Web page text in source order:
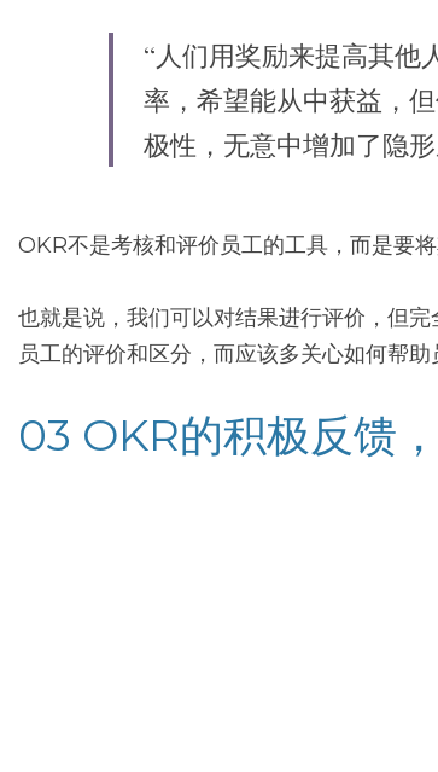
“人们用奖励来提高其他
率，希望能从中获益，
极性，无意中增加了隐
OKR不是考核和评价员工的工具，而是要
也就是说，我们可以对结果进行评价，但
员工的评价和区分，而应该多关心如何帮
03 OKR的积极反馈